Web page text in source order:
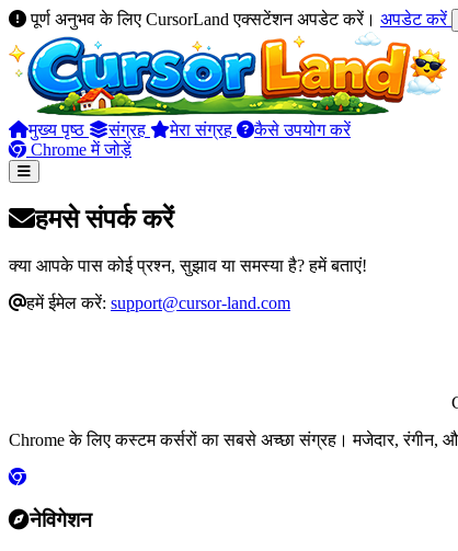
पूर्ण अनुभव के लिए CursorLand एक्सटेंशन अपडेट करें। अपडेट करें
मुख्य पृष्ठ संग्रह मेरा संग्रह
कैसे उपयोग करें
Chrome में जोड़ें
हमसे संपर्क करें
क्या आपके पास कोई प्रश्न, सुझाव या समस्या है? हमें बताएं!
हमें ईमेल करें: support@cursor-land.com
Chrome के लिए कस्टम कर्सरों का सबसे अच्छा संग्रह। मजेदार, रंगीन,
नेविगेशन